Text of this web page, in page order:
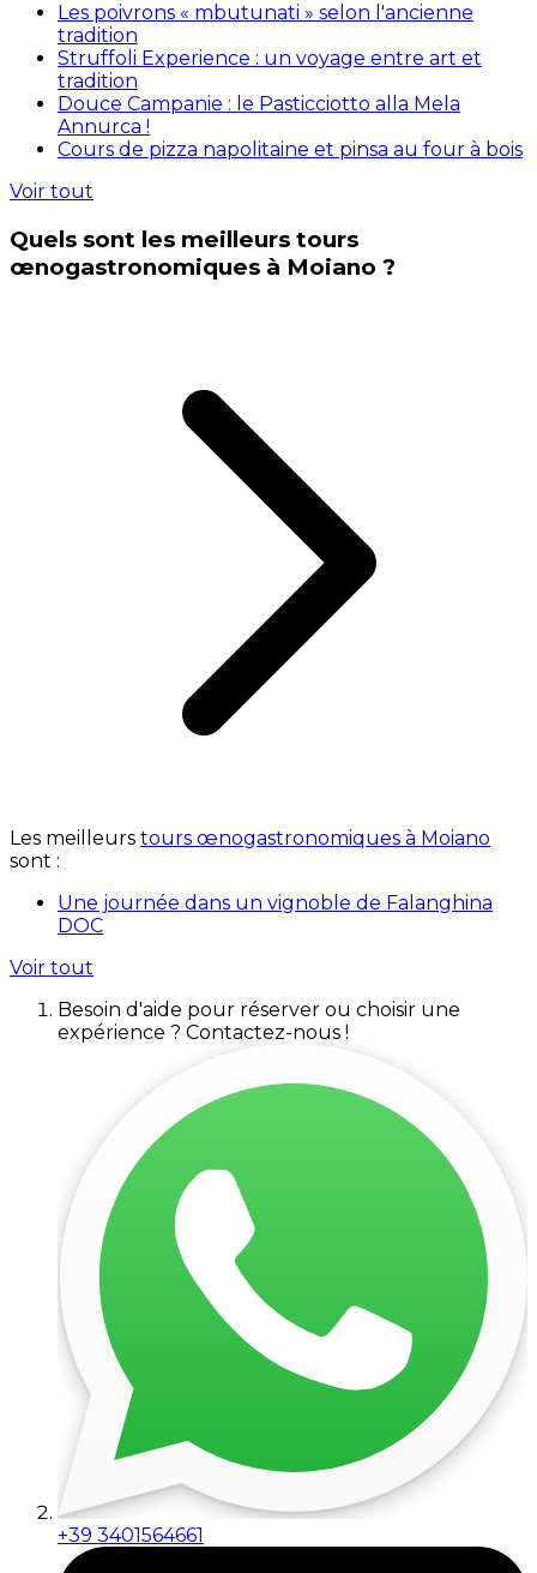
Les poivrons « mbutunati » selon l'ancienne
tradition
Struffoli Experience : un voyage entre art et
tradition
Douce Campanie : le Pasticciotto alla Mela
Annurca !
Cours de pizza napolitaine et pinsa au four à bois
Voir tout
Quels sont les meilleurs tours
œnogastronomiques à Moiano ?
Les meilleurs tours œnogastronomiques à Moiano
sont :
Une journée dans un vignoble de Falanghina
DOC
Voir tout
Besoin d'aide pour réserver ou choisir une
expérience ? Contactez-nous !
+39 3401564661